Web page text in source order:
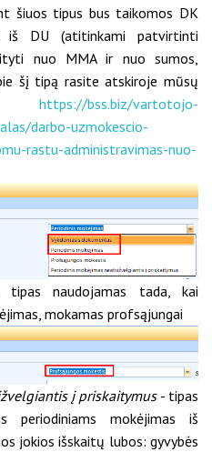
šiuos tipus bus taikomos DK
iš DU (atitinkami patvirtinti
nuo MMA ir nuo sumos,
šį tipą rasite atskiroje mūsų
https://bss.biz/vartotojo-
darbo-uzmokescio-
rastu-administravimas-nuo-
naudojamas tada, kai
mokamas profsąjungai
į priskaitymus- tipas
periodiniams mokėjimas iš
jokios išskaitų lubos: gyvybės